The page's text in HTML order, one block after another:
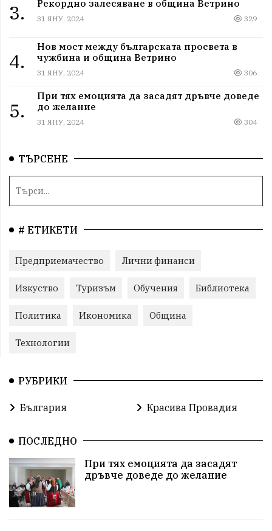
3. Рекордно залесяване в община Ветрино
31 ЯНУ, 2024 329
4.
Нов мост между българската просвета в
чужбина и община Ветрино
31 ЯНУ, 2024 306
5.
При тях емоцията да засадят дръвче доведе
до желание
31 ЯНУ, 2024 304
ТЪРСЕНЕ
# ЕТИКЕТИ
Предприемачество Лични финанси
Изкуство Туризъм Обучения Библиотека
Политика Икономика Община
Технологии
РУБРИКИ
България Красива Провадия
ПОСЛЕДНО
При тях емоцията да засадят
дръвче доведе до желание